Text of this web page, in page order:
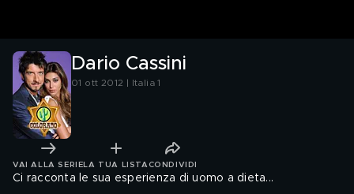
Dario Cassini
01 ott 2012 | Italia 1
VAI ALLA SERIE LA TUA LISTA CONDIVIDI
Ci racconta le sua esperienza di uomo a dieta...